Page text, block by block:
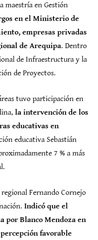
maestría en Gestión
en el Ministerio de
empresas privadas
de Arequipa. Dentro
de Infraestructura y la
de Proyectos.
tuvo participación en
la intervención de los
educativas en
educativa Sebastián
7 % a más
Fernando Cornejo
Indicó que el
por Blanco Mendoza en
favorable